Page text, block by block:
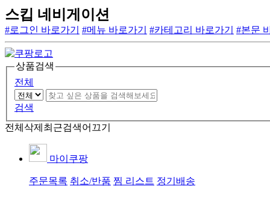
스킵 네비게이션
#로그인 바로가기 #메뉴 바로가기 #카테고리 바로가기 #본문
상품검색
전체
검색
전체삭제 최근검색어끄기
마이쿠팡
주문목록 취소/반품 찜 리스트 정기배송